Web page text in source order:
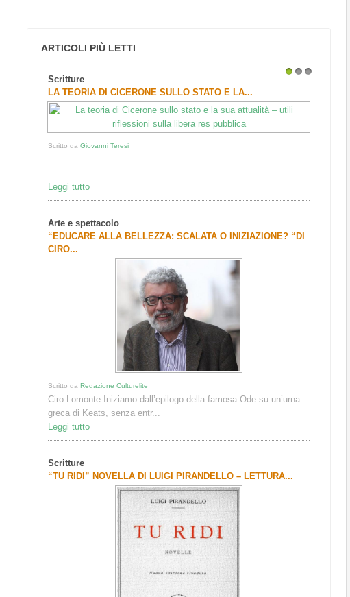
ARTICOLI PIÙ LETTI
Scritture
LA TEORIA DI CICERONE SULLO STATO E LA...
Scritto daGiovanni Teresi
...
Leggi tutto
Arte e spettacolo
“EDUCARE ALLA BELLEZZA: SCALATA O INIZIAZIONE? “DI
CIRO...
Scritto daRedazione Culturelite
Ciro Lomonte Iniziamo dall’epilogo della famosa Ode su un’urna
greca di Keats, senza entr...
Leggi tutto
Scritture
“TU RIDI” NOVELLA DI LUIGI PIRANDELLO – LETTURA...